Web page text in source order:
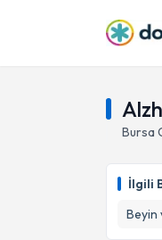
Bursa
İlgili
Beyin